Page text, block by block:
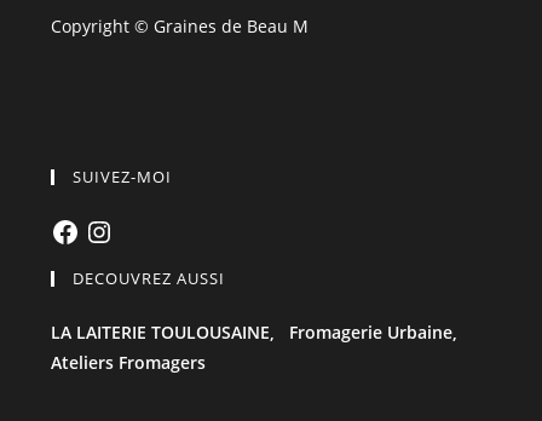
Copyright © Graines de Beau M
SUIVEZ-MOI
FacebookInstagram
DECOUVREZ AUSSI
LA LAITERIE TOULOUSAINE, Fromagerie Urbaine,
Ateliers Fromagers